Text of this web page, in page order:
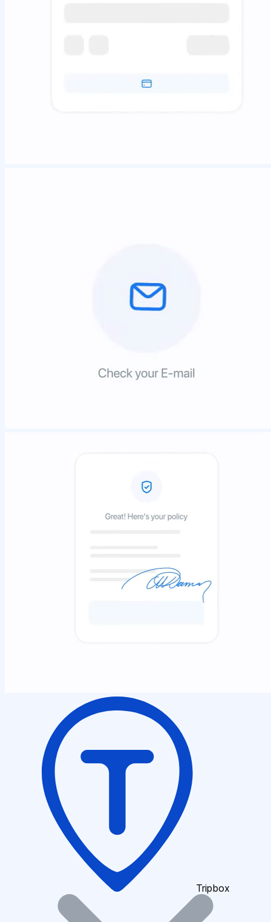
Tripbox